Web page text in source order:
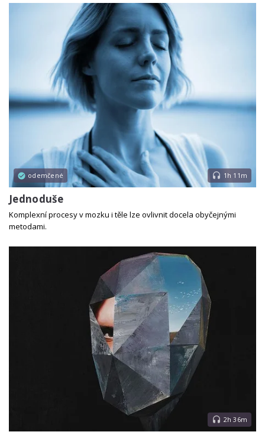
odemčené 1h 11m
Jednoduše
Komplexní procesy v mozku i těle lze ovlivnit docela obyčejnými
metodami.
2h 36m